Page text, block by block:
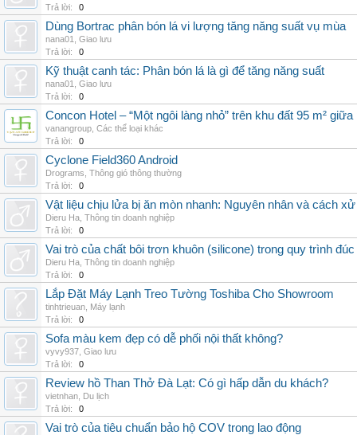
Trả lời:
0
Dùng Bortrac phân bón lá vi lượng tăng năng suất vụ mùa
nana01
Giao lưu
Trả lời:
0
Kỹ thuật canh tác: Phân bón lá là gì để tăng năng suất
nana01
Giao lưu
Trả lời:
0
Concon Hotel – “Một ngôi làng nhỏ” trên khu đất 95 m²
vanangroup Các thể loại khác
Trả lời:
0
Cyclone Field360 Android
Drograms Thông gió thông thường
Trả lời:
0
Vật liệu chịu lửa bị ăn mòn nhanh: Nguyên nhân và cách
Dieru Ha Thông tin doanh nghiệp
Trả lời:
0
Vai trò của chất bôi trơn khuôn (silicone) trong quy trình
Dieru Ha Thông tin doanh nghiệp
Trả lời:
0
Lắp Đặt Máy Lạnh Treo Tường Toshiba Cho Showroom
tinhtrieuan Máy lạnh
Trả lời:
0
Sofa màu kem đẹp có dễ phối nội thất không?
vyvy937 Giao lưu
Trả lời:
0
Review hồ Than Thở Đà Lạt: Có gì hấp dẫn du khách?
vietnhan Du lịch
Trả lời:
0
Vai trò của tiêu chuẩn bảo hộ COV trong lao động